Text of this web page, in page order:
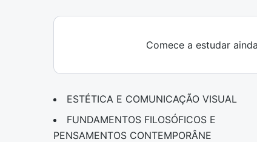
Comece a estudar
ESTÉTICA E COMUNICAÇÃO VISUAL
FUNDAMENTOS FILOSÓFICOS E
PENSAMENTOS CONTEMPORÂNE